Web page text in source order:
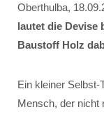
Oberthulba,
lautet die Devise
Baustoff Holz
Ein kleiner Selbst-
Mensch, der nicht